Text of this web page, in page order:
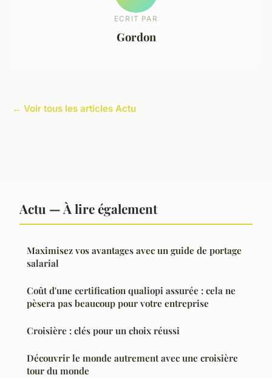
ECRIT PAR
Gordon
← Voir tous les articles Actu
Actu — À lire également
Maximisez vos avantages avec un guide de portage
salarial
Coût d'une certification qualiopi assurée : cela ne
pèsera pas beaucoup pour votre entreprise
Croisière : clés pour un choix réussi
Découvrir le monde autrement avec une croisière
tour du monde